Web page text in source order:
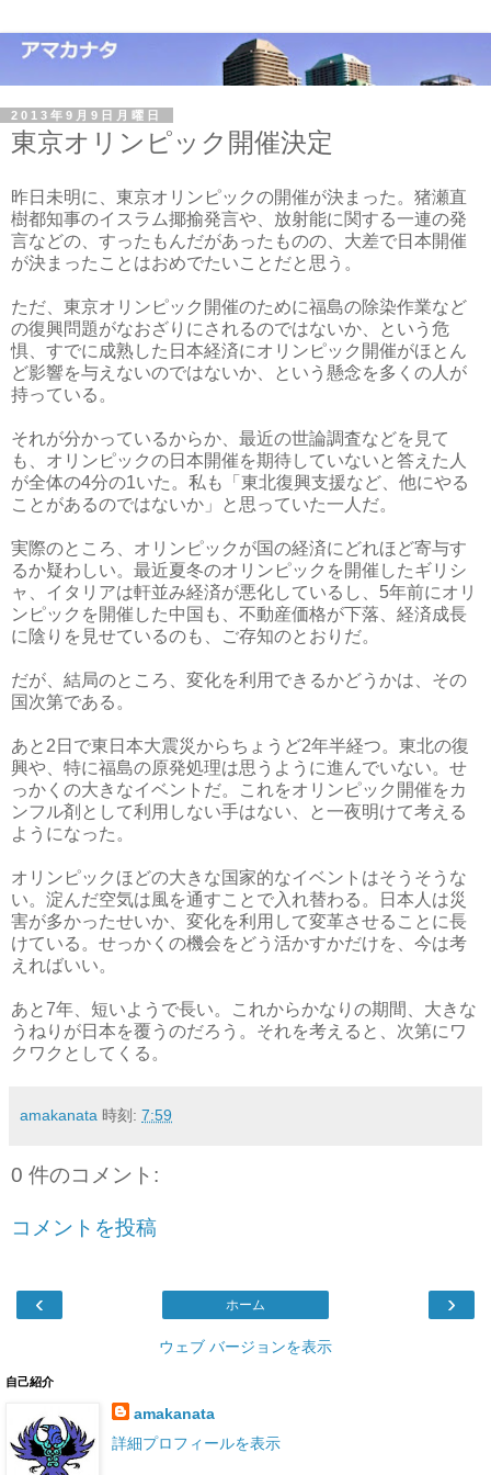
2013年9月9日月曜日
東京オリンピック開催決定
昨日未明に、東京オリンピックの開催が決まった。猪瀬直
樹都知事のイスラム揶揄発言や、放射能に関する一連の発
言などの、すったもんだがあったものの、大差で日本開催
が決まったことはおめでたいことだと思う。
ただ、東京オリンピック開催のために福島の除染作業など
の復興問題がなおざりにされるのではないか、という危
惧、すでに成熟した日本経済にオリンピック開催がほとん
ど影響を与えないのではないか、という懸念を多くの人が
持っている。
それが分かっているからか、最近の世論調査などを見て
も、オリンピックの日本開催を期待していないと答えた人
が全体の4分の1いた。私も「東北復興支援など、他にやる
ことがあるのではないか」と思っていた一人だ。
実際のところ、オリンピックが国の経済にどれほど寄与す
るか疑わしい。最近夏冬のオリンピックを開催したギリシ
ャ、イタリアは軒並み経済が悪化しているし、5年前にオリ
ンピックを開催した中国も、不動産価格が下落、経済成長
に陰りを見せているのも、ご存知のとおりだ。
だが、結局のところ、変化を利用できるかどうかは、その
国次第である。
あと2日で東日本大震災からちょうど2年半経つ。東北の復
興や、特に福島の原発処理は思うように進んでいない。せ
っかくの大きなイベントだ。これをオリンピック開催をカ
ンフル剤として利用しない手はない、と一夜明けて考える
ようになった。
オリンピックほどの大きな国家的なイベントはそうそうな
い。淀んだ空気は風を通すことで入れ替わる。日本人は災
害が多かったせいか、変化を利用して変革させることに長
けている。せっかくの機会をどう活かすかだけを、今は考
えればいい。
あと7年、短いようで長い。これからかなりの期間、大きな
うねりが日本を覆うのだろう。それを考えると、次第にワ
クワクとしてくる。
amakanata 時刻: 7:59
0 件のコメント:
コメントを投稿
‹ ›
ホーム
ウェブ バージョンを表示
自己紹介
amakanata
詳細プロフィールを表示